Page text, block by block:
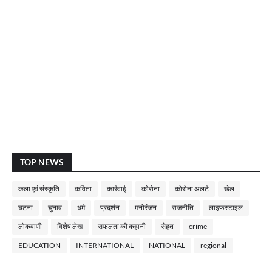
TOP NEWS
कला एवं संस्कृति कविता कार्रवाई कोरोना कोरोना अलर्ट खेल
घटना चुनाव धर्म प्रदर्शन मनोरंजन राजनीति लाइफस्टाइल
लोकवाणी विशेष लेख सफलता की कहानी सेहत crime
EDUCATION INTERNATIONAL NATIONAL regional